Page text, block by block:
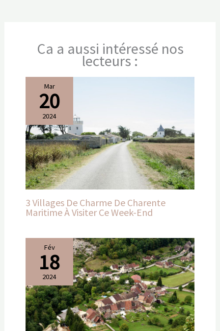
Ca a aussi intéressé nos
lecteurs :
Mar
20
2024
3 Villages De Charme De Charente
Maritime À Visiter Ce Week-End
Fév
18
2024